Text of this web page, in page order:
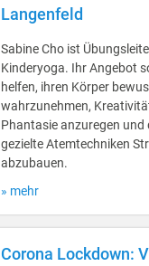
Langenfeld
Sabine Cho ist
Kinderyoga. Ihr Angebot
helfen, ihren Körper
wahrzunehmen,
Phantasie anzuregen und
gezielte Atemtechniken
abzubauen.
» mehr
Corona Lockdown: